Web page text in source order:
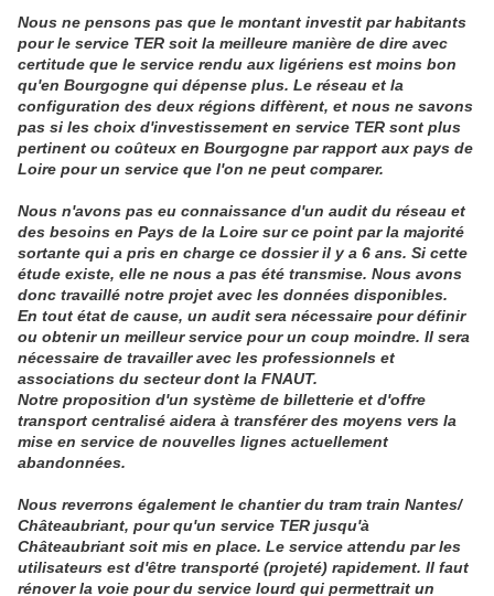
Nous ne pensons pas que le montant investit par habitants
pour le service TER soit la meilleure manière de dire avec
certitude que le service rendu aux ligériens est moins bon
qu'en Bourgogne qui dépense plus. Le réseau et la
configuration des deux régions diffèrent, et nous ne savons
pas si les choix d'investissement en service TER sont plus
pertinent ou coûteux en Bourgogne par rapport aux pays de
Loire pour un service que l'on ne peut comparer.
Nous n'avons pas eu connaissance d'un audit du réseau et
des besoins en Pays de la Loire sur ce point par la majorité
sortante qui a pris en charge ce dossier il y a 6 ans. Si cette
étude existe, elle ne nous a pas été transmise. Nous avons
donc travaillé notre projet avec les données disponibles.
En tout état de cause, un audit sera nécessaire pour définir
ou obtenir un meilleur service pour un coup moindre. Il sera
nécessaire de travailler avec les professionnels et
associations du secteur dont la FNAUT.
Notre proposition d'un système de billetterie et d'offre
transport centralisé aidera à transférer des moyens vers la
mise en service de nouvelles lignes actuellement
abandonnées.
Nous reverrons également le chantier du tram train Nantes/
Châteaubriant, pour qu'un service TER jusqu'à
Châteaubriant soit mis en place. Le service attendu par les
utilisateurs est d'être transporté (projeté) rapidement. Il faut
rénover la voie pour du service lourd qui permettrait un